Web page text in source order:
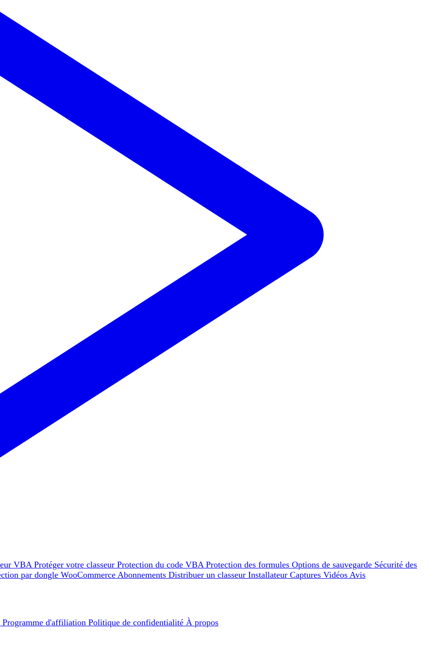
VBA Protéger votre classeur Protection du code VBA Protection des formules Options de sauvegarde Sécurité des
par dongle WooCommerce Abonnements Distribuer un classeur Installateur Captures Vidéos Avis
Programme d'affiliation Politique de confidentialité À propos